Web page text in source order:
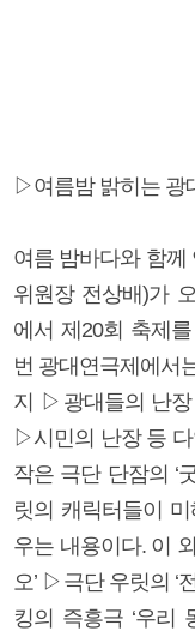
▷여름밤 밝히는 광
여름 밤바다와 함께
위원장 전상배)가
에서 제20회 축제를
번 광대연극제에서
지 ▷광대들의 난
▷시민의 난장 등
작은 극단 단잠의 ‘
릿의 캐릭터들이
우는 내용이다. 이
오’ ▷극단 우릿의 ‘
킹의 즉흥극 ‘우리